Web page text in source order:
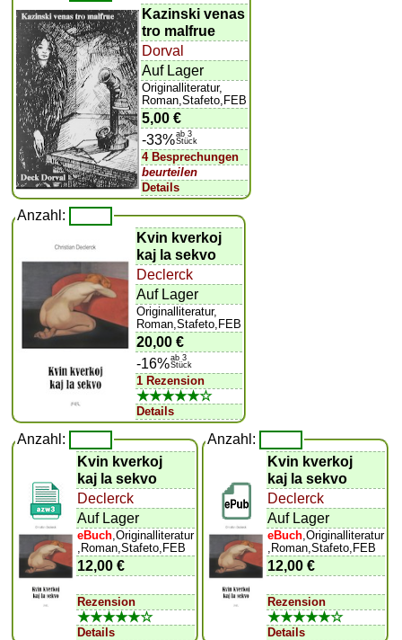
Kazinski venas
tro malfrue
Dorval
Auf Lager
Originalliteratur,
Roman,Stafeto,FEB
5,00 €
-33%ab 3
Stück
4 Besprechungen
beurteilen
Details
Anzahl:
Kvin kverkoj
kaj la sekvo
Declerck
Auf Lager
Originalliteratur,
Roman,Stafeto,FEB
20,00 €
-16%ab 3
Stück
1 Rezension
★★★★★☆
Details
Anzahl:
Kvin kverkoj
kaj la sekvo
Declerck
Auf Lager
eBuch ,Originalliteratur
,Roman,Stafeto,FEB
12,00 €
Rezension
★★★★★☆
Details
Anzahl:
Kvin kverkoj
kaj la sekvo
Declerck
Auf Lager
eBuch ,Originalliteratur
,Roman,Stafeto,FEB
12,00 €
Rezension
★★★★★☆
Details